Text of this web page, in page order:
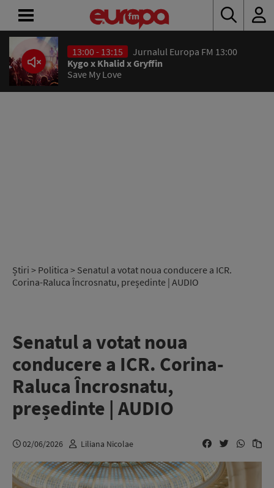
13:00 - 13:15
Jurnalul Europa FM 13:00
Kygo x Khalid x Gryffin
Save My Love
Știri > Politica > Senatul a votat noua conducere a ICR.
Corina-Raluca Încrosnatu, președinte | AUDIO
Senatul a votat noua
conducere a ICR. Corina-
Raluca Încrosnatu,
președinte | AUDIO
02/06/2026 Liliana Nicolae
ACASĂ
ȘTIRI